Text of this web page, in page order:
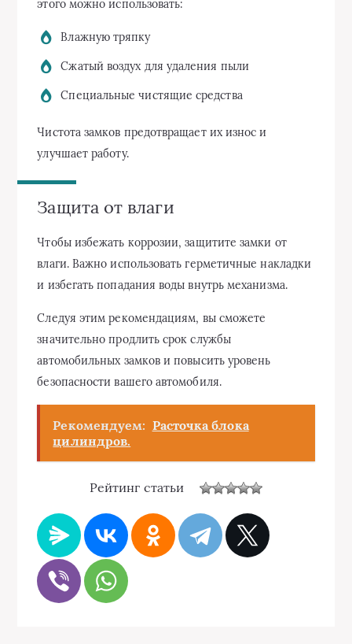
этого можно использовать:
Влажную тряпку
Сжатый воздух для удаления пыли
Специальные чистящие средства
Чистота замков предотвращает их износ и
улучшает работу.
Защита от влаги
Чтобы избежать коррозии, защитите замки от
влаги. Важно использовать герметичные накладки
и избегать попадания воды внутрь механизма.
Следуя этим рекомендациям, вы сможете
значительно продлить срок службы
автомобильных замков и повысить уровень
безопасности вашего автомобиля.
Рекомендуем: Расточка блока
цилиндров.
Рейтинг статьи